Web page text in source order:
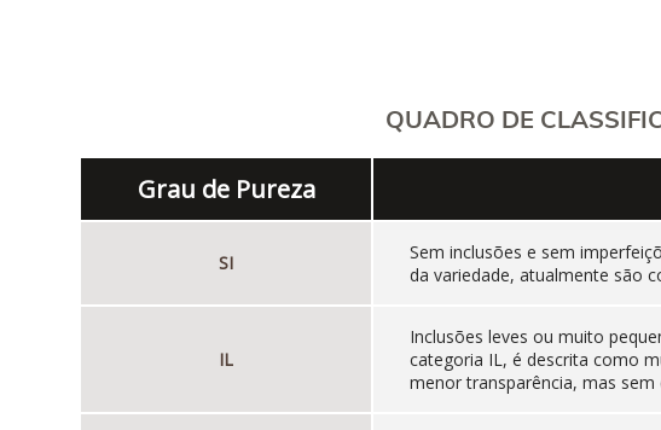
QUADRO DE
Grau de Pureza
SI
Sem inclusões e sem
da variedade, atualmente são
IL
Inclusões leves ou muito
categoria IL, é descrita como
menor transparência, mas sem